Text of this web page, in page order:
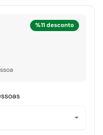
%11 desconto